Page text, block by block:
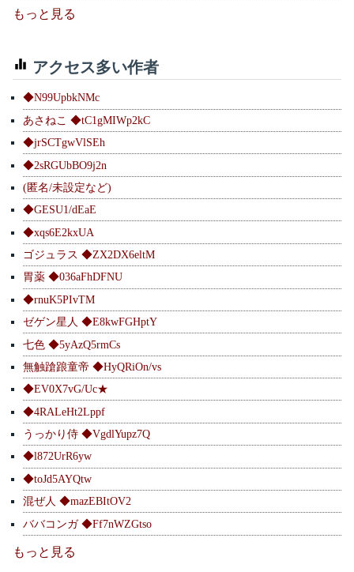
もっと見る
アクセス多い作者
◆N99UpbkNMc
あさねこ ◆tC1gMIWp2kC
◆jrSCTgwVlSEh
◆2sRGUbBO9j2n
(匿名/未設定など)
◆GESU1/dEaE
◆xqs6E2kxUA
ゴジュラス ◆ZX2DX6eltM
胃薬 ◆036aFhDFNU
◆rnuK5PIvTM
ゼゲン星人 ◆E8kwFGHptY
七色 ◆5yAzQ5rmCs
無触蹌踉童帝 ◆HyQRiOn/vs
◆EV0X7vG/Uc★
◆4RALeHt2Lppf
うっかり侍 ◆VgdlYupz7Q
◆l872UrR6yw
◆toJd5AYQtw
混ぜ人 ◆mazEBItOV2
ババコンガ ◆Ff7nWZGtso
もっと見る